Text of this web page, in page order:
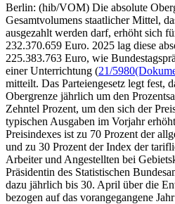
Berlin: (hib/VOM) Die absolute
Gesamtvolumens staatlicher Mittel,
ausgezahlt werden darf, erhöht sich
232.370.659 Euro. 2025 lag diese
225.383.763 Euro, wie
einer Unterrichtung (21/5980
mitteilt. Das Parteiengesetz legt fest,
Obergrenze jährlich um den
Zehntel Prozent, um den sich der
typischen Ausgaben im Vorjahr
Preisindexes ist zu 70 Prozent der
und zu 30 Prozent der Index der
Arbeiter und Angestellten bei
Präsidentin des Statistischen
dazu jährlich bis 30. April über die
bezogen auf das vorangegangene